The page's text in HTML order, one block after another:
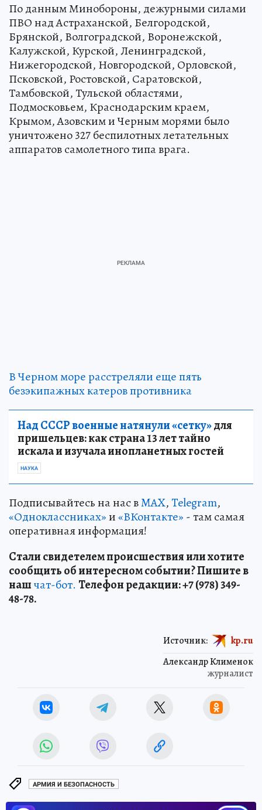
По данным Минобороны, дежурными силами
ПВО над Астраханской, Белгородской,
Брянской, Волгоградской, Воронежской,
Калужской, Курской, Ленинградской,
Нижегородской, Новгородской, Орловской,
Псковской, Ростовской, Саратовской,
Тамбовской, Тульской областями,
Подмосковьем, Краснодарским краем,
Крымом, Азовским и Черным морями было
уничтожено 327 беспилотных летательных
аппаратов самолетного типа врага.
В Черном море расстреляли еще пять
безэкипажных катеров противника
Над СССР военные натянули «сетку»для
пришельцев: как страна 13 лет тайно
искала и изучала инопланетных гостей
НАУКА
Подписывайтесь на нас вMAX,Telegram,
«Одноклассниках»и«ВКонтакте» - там самая
оперативная информация!
Стали свидетелем происшествия или хотите
сообщить об интересном событии? Пишите в
нашчат-бот. Телефон редакции: +7 (978) 349-
48-78.
Александр Клименок
журналист
Источник: kp.ru
АРМИЯ И БЕЗОПАСНОСТЬ